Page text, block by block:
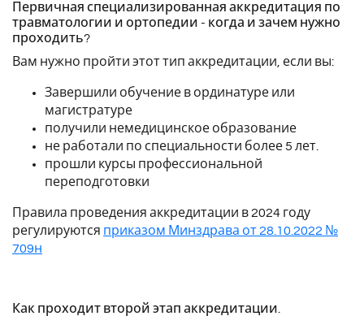
Первичная специализированная аккредитация по
травматологии и ортопедии - когда и зачем нужно
проходить?
Вам нужно пройти этот тип аккредитации, если вы:
Завершили обучение в ординатуре или
магистратуре
получили немедицинское образование
не работали по специальности более 5 лет.
прошли курсы профессиональной
переподготовки
Правила проведения аккредитации в 2024 году
регулируются приказом Минздрава от 28.10.2022 №
709н
Как проходит второй этап аккредитации.